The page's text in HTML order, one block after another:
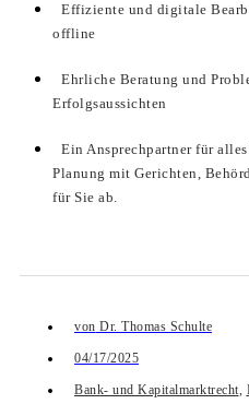
Effiziente und digitale
offline
Ehrliche Beratung und
Erfolgsaussichten
Ein Ansprechpartner für
Planung mit Gerichten,
für Sie ab.
von Dr. Thomas Schulte
04/17/2025
Bank- und Kapitalmarktrecht,